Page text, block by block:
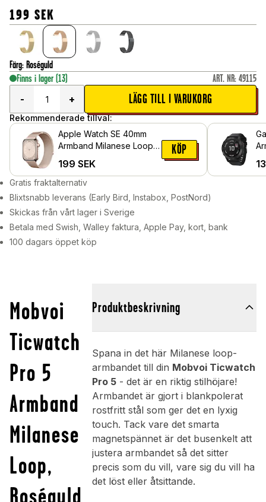
199 SEK
Färg: Roséguld
Finns i lager (13) ART. NR: 49115
-
+ LÄGG TILL I VARUKORG
Rekommenderade tillval:
Apple Watch SE 40mm
Armband Milanese Loop,
199 SEK
KÖP
Gratis fraktalternativ
Blixtsnabb leverans (Early Bird, Instabox, PostNord)
Skickas från vårt lager i Sverige
Betala med Swish, Walley faktura, Apple Pay, kort, bank
100 dagars öppet köp
Mobvoi
Ticwatch
Pro 5
Armband
Milanese
Loop,
Roséguld
Produktbeskrivning
Spana in det här Milanese loop-
armbandet till din Mobvoi Ticwatch
Pro 5- det är en riktig stilhöjare!
Armbandet är gjort i blankpolerat
rostfritt stål som ger det en lyxig
touch. Tack vare det smarta
magnetspännet är det busenkelt att
justera armbandet så det sitter
precis som du vill, vare sig du vill ha
det löst eller åtsittande.